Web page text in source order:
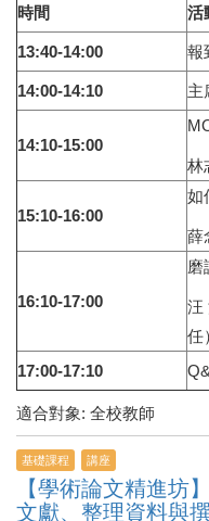
時間 活
13:40-14:00 報
14:00-14:10 主
14:10-15:00
林
15:10-16:00
如
薛
16:10-17:00
磨
汪
任
17:00-17:10
適合對象: 全校教師
基礎課程 講座
【學術論文精進坊
文獻、整理資料與